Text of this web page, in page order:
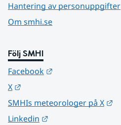
Hantering av personuppgifter
Om smhi.se
Följ SMHI
Facebook
X
SMHIs meteorologer på X
Linkedin